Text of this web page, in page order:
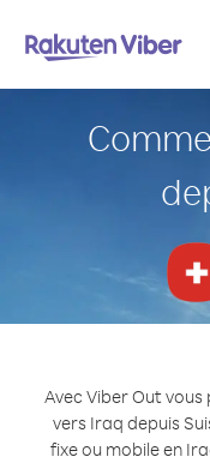
Avec Viber Out
vers Iraq depuis
fixe ou mobile en